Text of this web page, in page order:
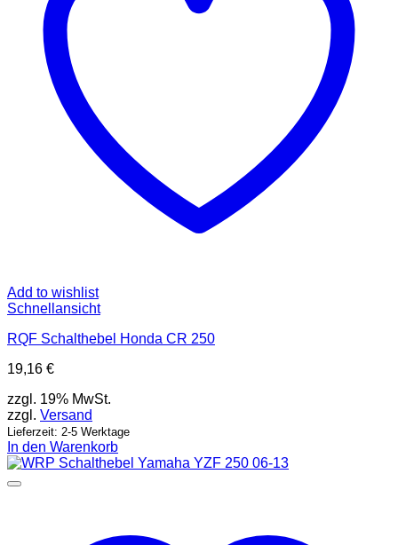
Add to wishlist
Schnellansicht
RQF Schalthebel Honda CR 250
19,16 €
zzgl. 19% MwSt.
zzgl. Versand
Lieferzeit: 2-5 Werktage
In den Warenkorb